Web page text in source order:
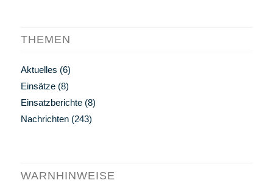
THEMEN
Aktuelles (6)
Einsätze(8)
Einsatzberichte(8)
Nachrichten(243)
WARNHINWEISE